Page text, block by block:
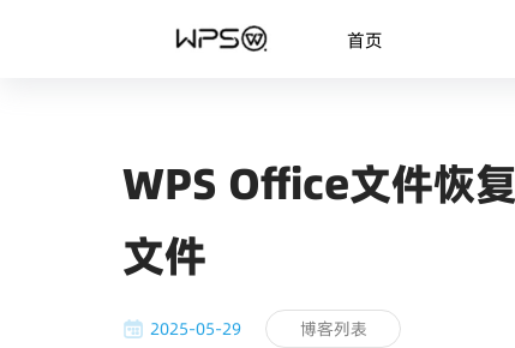
首页
WPS Office文件恢
文件
2025-05-29 博客列表